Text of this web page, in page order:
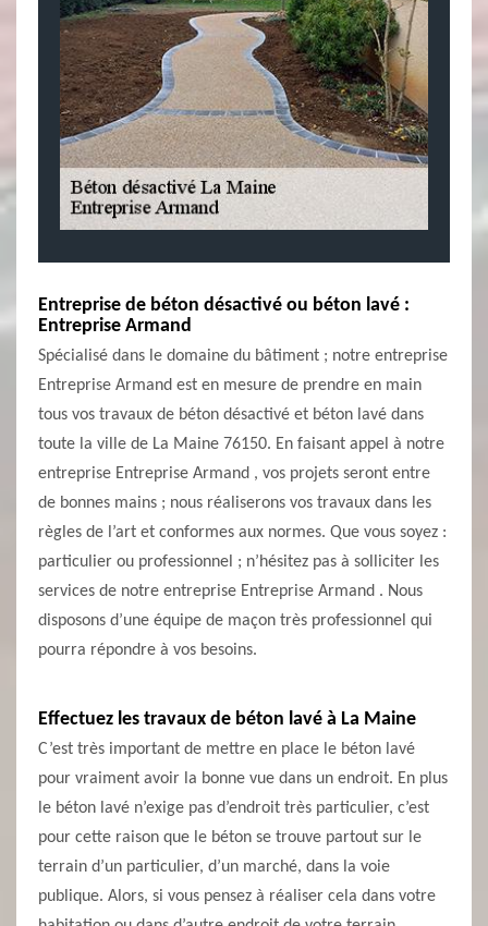
Entreprise de béton désactivé ou béton lavé :
Entreprise Armand
Spécialisé dans le domaine du bâtiment ; notre entreprise
Entreprise Armand est en mesure de prendre en main
tous vos travaux de béton désactivé et béton lavé dans
toute la ville de La Maine 76150. En faisant appel à notre
entreprise Entreprise Armand , vos projets seront entre
de bonnes mains ; nous réaliserons vos travaux dans les
règles de l’art et conformes aux normes. Que vous soyez :
particulier ou professionnel ; n’hésitez pas à solliciter les
services de notre entreprise Entreprise Armand . Nous
disposons d’une équipe de maçon très professionnel qui
pourra répondre à vos besoins.
Effectuez les travaux de béton lavé à La Maine
C’est très important de mettre en place le béton lavé
pour vraiment avoir la bonne vue dans un endroit. En plus
le béton lavé n’exige pas d’endroit très particulier, c’est
pour cette raison que le béton se trouve partout sur le
terrain d’un particulier, d’un marché, dans la voie
publique. Alors, si vous pensez à réaliser cela dans votre